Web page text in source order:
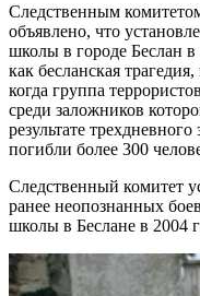
Следственным
объявлено, что
школы в городе Беслан в
как бесланская
когда группа
среди заложников
результате
погибли более 300
Следственный комитет
ранее неопознанных
школы в Беслане в 2004